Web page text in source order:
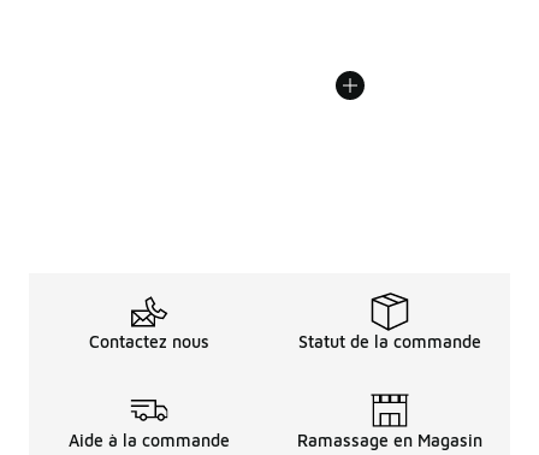
Contactez nous Statut de la commande
Aide à la commande Ramassage en Magasin